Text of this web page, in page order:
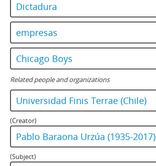
Dictadura
empresas
Chicago Boys
Related people and organizations
Universidad Finis Terrae (Chile)
(Creator)
Pablo Baraona Urzúa (1935-2017)
(Subject)